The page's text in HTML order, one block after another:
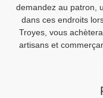
demandez au patron,
dans ces endroits
Troyes, vous
artisans et